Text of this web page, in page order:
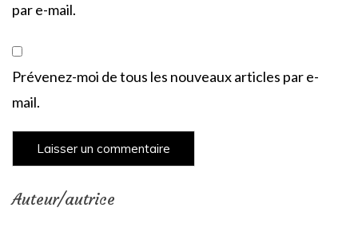
par e-mail.
Prévenez-moi de tous les nouveaux articles par e-
mail.
Auteur/autrice